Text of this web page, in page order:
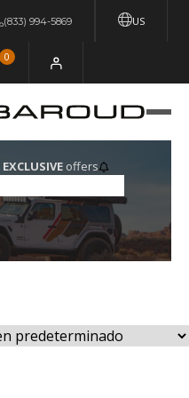
US
(833) 994-5869
0
EXCLUSIVEoffers